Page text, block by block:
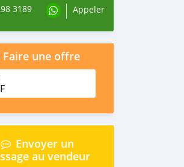
3189 Appeler
Faire une offre
Envoyer un
au vendeur